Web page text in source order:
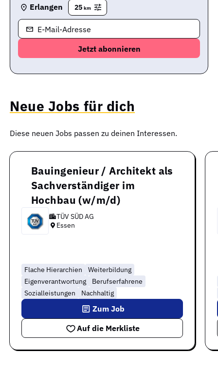
Erlangen
25 km
E-Mail-Adresse
Neue Jobs für dich
Diese neuen Jobs passen zu deinen Interessen.
Bauingenieur / Architekt als
Sachverständiger im
Hochbau (w/m/d)
TÜV SÜD AG
Essen
Flache Hierarchien
Weiterbildung
Eigenverantwortung
Berufserfahrene
Sozialleistungen
Nachhaltig
Auf die Merkliste
Zum Job